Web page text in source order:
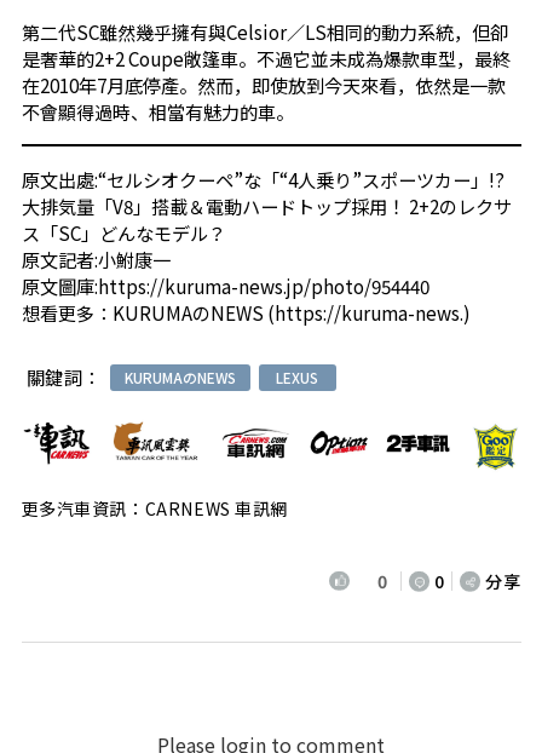
第二代SC雖然幾乎擁有與Celsior／LS相同的動力系統，但卻
是奢華的2+2 Coupe敞篷車。不過它並未成為爆款車型，最終
在2010年7月底停產。然而，即使放到今天來看，依然是一款
不會顯得過時、相當有魅力的車。
原文出處:“セルシオクーペ”な「“4人乗り”スポーツカー」!?
大排気量「V8」搭載＆電動ハードトップ採用！ 2+2のレクサ
ス「SC」どんなモデル？
原文記者:小鮒康一
原文圖庫:https://kuruma-news.jp/photo/954440
想看更多： KURUMAのNEWS (https://kuruma-news.)
關鍵詞： KURUMAのNEWS LEXUS
更多汽車資訊：CARNEWS 車訊網
0 0 分享
Please login to comment